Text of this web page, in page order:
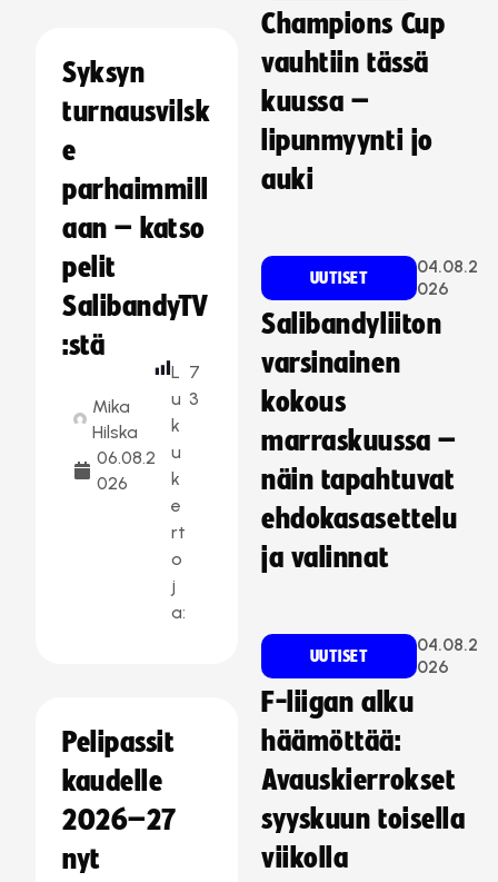
Syksyn
turnausvilsk
e
parhaimmill
aan – katso
pelit
SalibandyTV
:stä
Mika
Hilska
06.08.2
026
L
u
k
u
k
e
rt
o
j
a:
7
3
Pelipassit
kaudelle
2026–27
nyt
Champions Cup
vauhtiin tässä
kuussa –
lipunmyynti jo
auki
UUTISET
04.08.2
026
Salibandyliiton
varsinainen
kokous
marraskuussa –
näin tapahtuvat
ehdokasasettelu
ja valinnat
UUTISET
04.08.2
026
F-liigan alku
häämöttää:
Avauskierrokset
syyskuun toisella
viikolla